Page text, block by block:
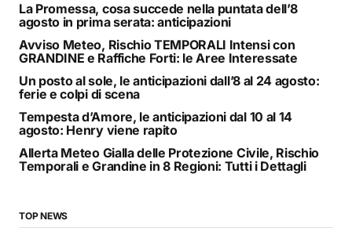
La Promessa, cosa succede nella puntata dell’8
agosto in prima serata: anticipazioni
Avviso Meteo, Rischio TEMPORALI Intensi con
GRANDINE e Raffiche Forti: le Aree Interessate
Un posto al sole, le anticipazioni dall’8 al 24 agosto:
ferie e colpi di scena
Tempesta d’Amore, le anticipazioni dal 10 al 14
agosto: Henry viene rapito
Allerta Meteo Gialla delle Protezione Civile, Rischio
Temporali e Grandine in 8 Regioni: Tutti i Dettagli
TOP NEWS